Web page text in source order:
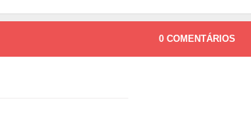
0 COMENTÁRIOS